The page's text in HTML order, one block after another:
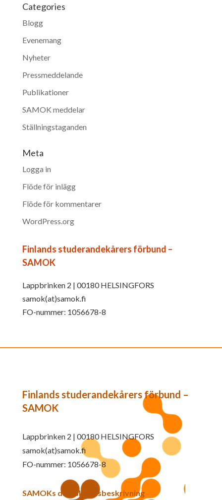
Categories
Blogg
Evenemang
Nyheter
Pressmeddelande
Publikationer
SAMOK meddelar
Ställningstaganden
Meta
Logga in
Flöde för inlägg
Flöde för kommentarer
WordPress.org
Finlands studerandekårers förbund –
SAMOK
Lappbrinken 2 | 00180 HELSINGFORS
samok(at)samok.fi
FO-nummer: 1056678-8
Finlands studerandekårers förbund –
SAMOK
Lappbrinken 2 | 00180 HELSINGFORS
samok(at)samok.fi
FO-nummer: 1056678-8
SAMOKs dataskyddsbeskrivning